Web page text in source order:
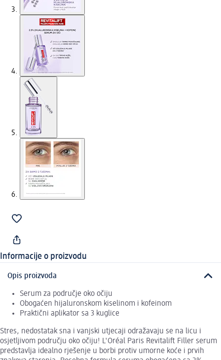
Informacije o proizvodu
Opis proizvoda
Serum za područje oko očiju
Obogaćen hijaluronskom kiselinom i kofeinom
Praktični aplikator sa 3 kuglice
Stres, nedostatak sna i vanjski utjecaji odražavaju se na licu i
osjetljivom području oko očiju! L'Oréal Paris Revitalift Filler serum
predstavlja idealno rješenje u borbi protiv umorne koće i prvih